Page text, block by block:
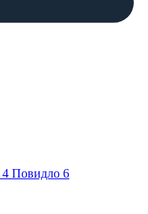
4 Повидло 6